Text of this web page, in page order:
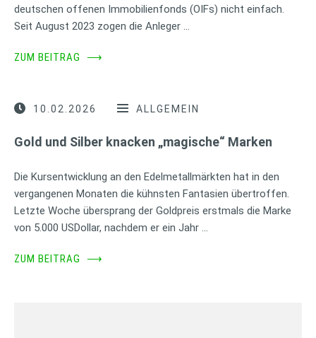
deutschen offenen Immobilienfonds (OIFs) nicht einfach.
Seit August 2023 zogen die Anleger …
ZUM BEITRAG ⟶
10.02.2026 ALLGEMEIN
Gold und Silber knacken „magische“ Marken
Die Kursentwicklung an den Edelmetallmärkten hat in den
vergangenen Monaten die kühnsten Fantasien übertroffen.
Letzte Woche übersprang der Goldpreis erstmals die Marke
von 5.000 USDollar, nachdem er ein Jahr …
ZUM BEITRAG ⟶